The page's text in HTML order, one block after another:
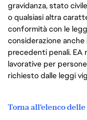
gravidanza, stato
o qualsiasi altra
conformità con le
considerazione
precedenti penali.
lavorative per
richiesto dalle leggi
Torna all'elenco